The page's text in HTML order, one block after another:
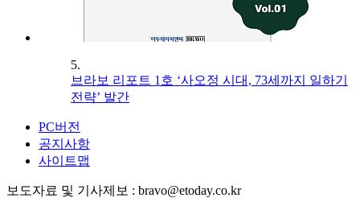
5.
브라보 리포트 1호 ‘사오정 시대, 73세까지 일하기
전략’ 발간
PC버전
공지사항
사이트맵
보도자료 및 기사제보 : bravo@etoday.co.kr